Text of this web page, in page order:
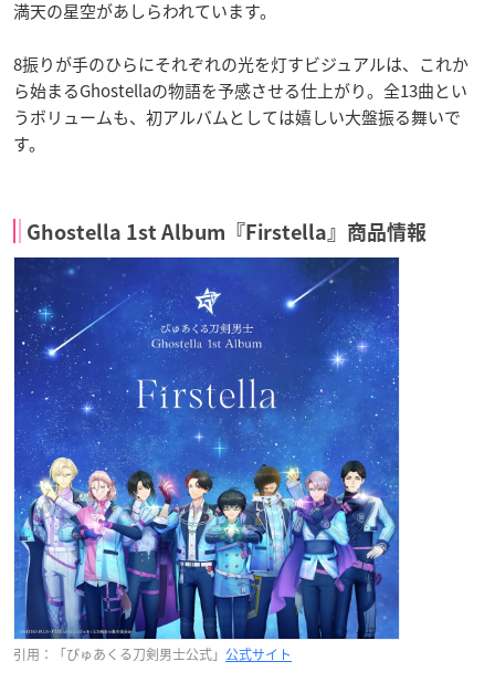
満天の星空があしらわれています。
8振りが手のひらにそれぞれの光を灯すビジュアルは、これか
ら始まるGhostellaの物語を予感させる仕上がり。全13曲とい
うボリュームも、初アルバムとしては嬉しい大盤振る舞いで
す。
Ghostella 1st Album『Firstella』商品情報
引用：「ぴゅあくる刀剣男士公式」 公式サイト